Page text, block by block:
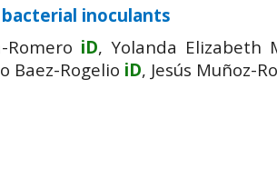
inoculants
Romero iD, Yolanda Elizabeth
Baez-Rogelio iD, Jesús Muñoz-